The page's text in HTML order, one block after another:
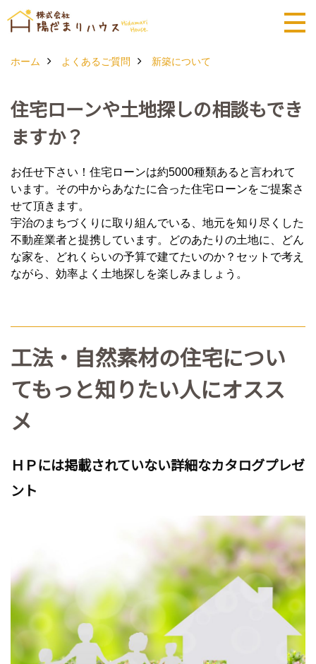
ホーム よくあるご質問 新築について
住宅ローンや土地探しの相談もでき
ますか？
お任せ下さい！住宅ローンは約5000種類あると言われて
います。その中からあなたに合った住宅ローンをご提案さ
せて頂きます。
宇治のまちづくりに取り組んでいる、地元を知り尽くした
不動産業者と提携しています。どのあたりの土地に、どん
な家を、どれくらいの予算で建てたいのか？セットで考え
ながら、効率よく土地探しを楽しみましょう。
工法・自然素材の住宅につい
てもっと知りたい人にオスス
メ
ＨＰには掲載されていない詳細なカタログプレゼ
ント